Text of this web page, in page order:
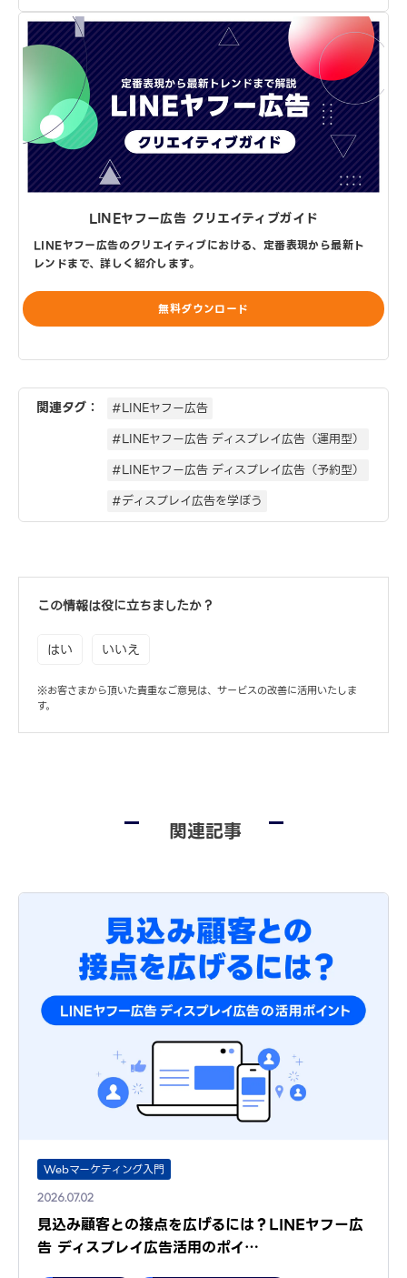
LINEヤフー広告 クリエイティブガイド
LINEヤフー広告のクリエイティブにおける、定番表現から最新ト
レンドまで、詳しく紹介します。
無料ダウンロード
関連タグ：
#LINEヤフー広告
#LINEヤフー広告 ディスプレイ広告（運用型）
#LINEヤフー広告 ディスプレイ広告（予約型）
#ディスプレイ広告を学ぼう
この情報は役に立ちましたか？
はい いいえ
※お客さまから頂いた貴重なご意見は、サービスの改善に活用いたしま
す。
関連記事
Webマーケティング入門
2026.07.02
見込み顧客との接点を広げるには？LINEヤフー広
告 ディスプレイ広告活用のポイ…